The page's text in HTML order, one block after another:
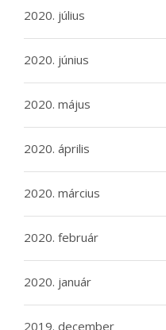
2020. július
2020. június
2020. május
2020. április
2020. március
2020. február
2020. január
2019. december